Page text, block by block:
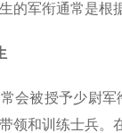
的军衔通常是根
会被授予少尉
领和训练士兵。